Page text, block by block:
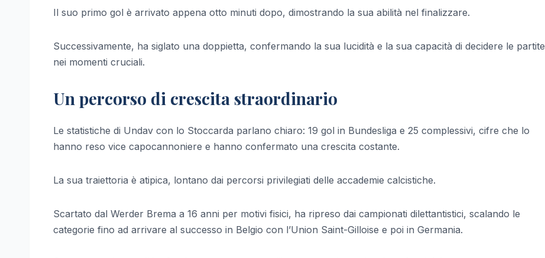
Il suo primo gol è arrivato appena otto minuti dopo, dimostrando la sua abilità nel finalizzare.
Successivamente, ha siglato una doppietta, confermando la sua lucidità e la sua capacità di decidere le partite
nei momenti cruciali.
Un percorso di crescita straordinario
Le statistiche di Undav con lo Stoccarda parlano chiaro: 19 gol in Bundesliga e 25 complessivi, cifre che lo
hanno reso vice capocannoniere e hanno confermato una crescita costante.
La sua traiettoria è atipica, lontano dai percorsi privilegiati delle accademie calcistiche.
Scartato dal Werder Brema a 16 anni per motivi fisici, ha ripreso dai campionati dilettantistici, scalando le
categorie fino ad arrivare al successo in Belgio con l’Union Saint-Gilloise e poi in Germania.